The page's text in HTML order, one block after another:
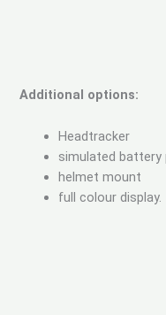
Additional options:
Headtracker
simulated battery
helmet mount
full colour display.